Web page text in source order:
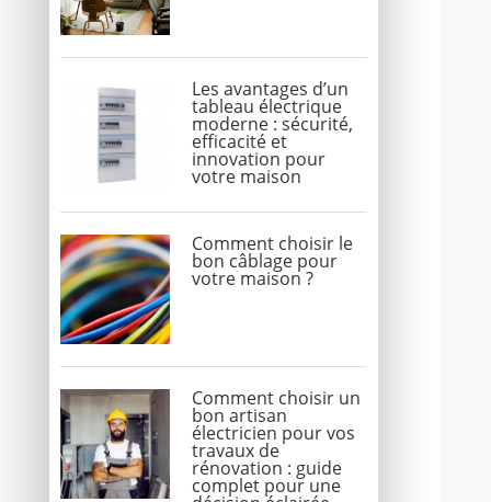
Les avantages d’un
tableau électrique
moderne : sécurité,
efficacité et
innovation pour
votre maison
Comment choisir le
bon câblage pour
votre maison ?
Comment choisir un
bon artisan
électricien pour vos
travaux de
rénovation : guide
complet pour une